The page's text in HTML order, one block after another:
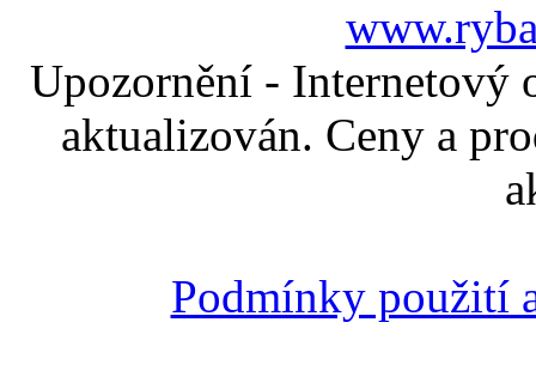
Upozornění - Internetový
aktualizován. Ceny a
Podmínky použití